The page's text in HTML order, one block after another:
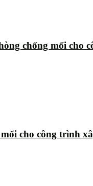
chống mối cho
cho công trình